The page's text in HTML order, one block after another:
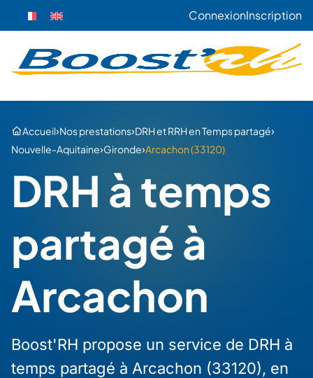
ConnexionInscription
Accueil›Nos prestations›DRH et RRH en Temps partagé›
Nouvelle-Aquitaine›Gironde›Arcachon (33120)
DRH à temps
partagé à
Arcachon
Boost'RH propose un service de DRH à
temps partagé à Arcachon (33120), en